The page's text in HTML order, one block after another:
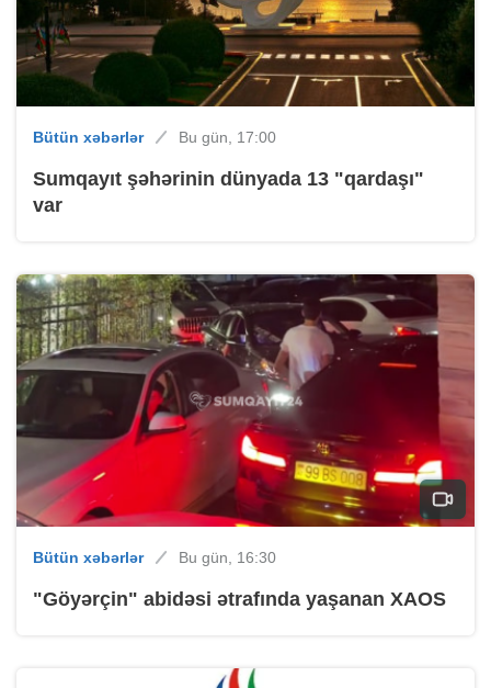
Bütün xəbərlər Bu gün, 17:00
Sumqayıt şəhərinin dünyada 13 "qardaşı"
var
Bütün xəbərlər Bu gün, 16:30
"Göyərçin" abidəsi ətrafında yaşanan XAOS